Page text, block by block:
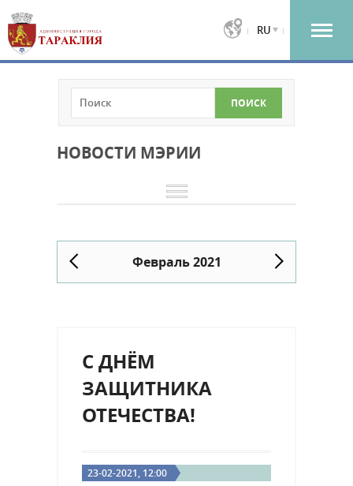
RU
НОВОСТИ МЭРИИ
Февраль 2021
С ДНЁМ
ЗАЩИТНИКА
ОТЕЧЕСТВА!
23-02-2021, 12:00